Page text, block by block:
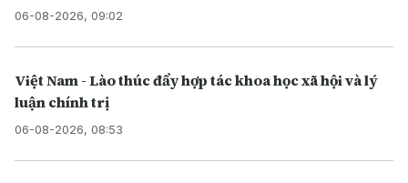
06-08-2026, 09:02
Việt Nam - Lào thúc đẩy hợp tác khoa học xã hội và lý
luận chính trị
06-08-2026, 08:53